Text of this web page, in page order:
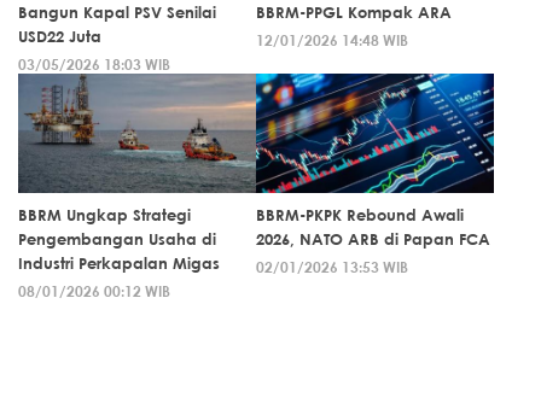
Bangun Kapal PSV Senilai
USD22 Juta
03/05/2026 18:03 WIB
BBRM-PPGL Kompak ARA
12/01/2026 14:48 WIB
BBRM Ungkap Strategi
Pengembangan Usaha di
Industri Perkapalan Migas
08/01/2026 00:12 WIB
BBRM-PKPK Rebound Awali
2026, NATO ARB di Papan FCA
02/01/2026 13:53 WIB